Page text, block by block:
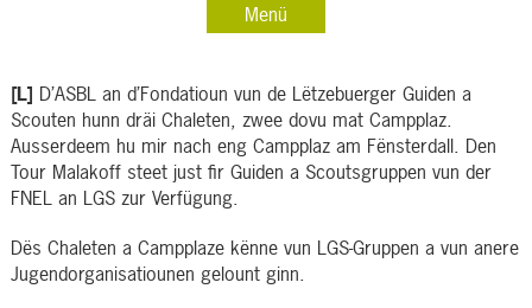
Menü
[L] D’ASBL an d’Fondatioun vun de Lëtzebuerger Guiden a
Scouten hunn dräi Chaleten, zwee dovu mat Campplaz.
Ausserdeem hu mir nach eng Campplaz am Fënsterdall. Den
Tour Malakoff steet just fir Guiden a Scoutsgruppen vun der
FNEL an LGS zur Verfügung.
Dës Chaleten a Campplaze kënne vun LGS-Gruppen a vun anere
Jugendorganisatiounen gelount ginn.